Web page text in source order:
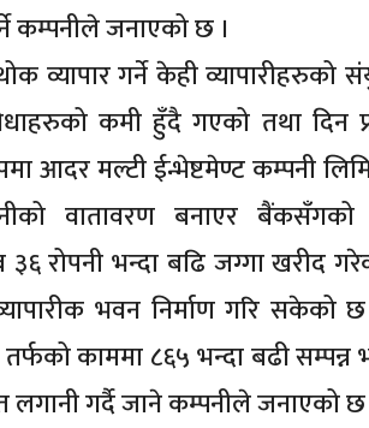
कम्पनीले जनाएको छ ।
व्यापार गर्ने केही व्यापारीहरुको
कमी हुँदै गएको तथा दिन
आदर मल्टी ईन्भेष्टमेण्ट कम्पनी
वातावरण बनाएर बैंकसँगको
रोपनी भन्दा बढि जग्गा खरीद
भवन निर्माण गरि सकेको
काममा ८६५ भन्दा बढी
गर्दै जाने कम्पनीले जनाएको छ